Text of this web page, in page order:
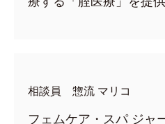
相談員 惣流 マリコ
フェムケア・スパ ジャ